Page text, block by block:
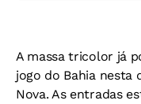
A massa tricolor já
jogo do Bahia nesta
Nova. As entradas